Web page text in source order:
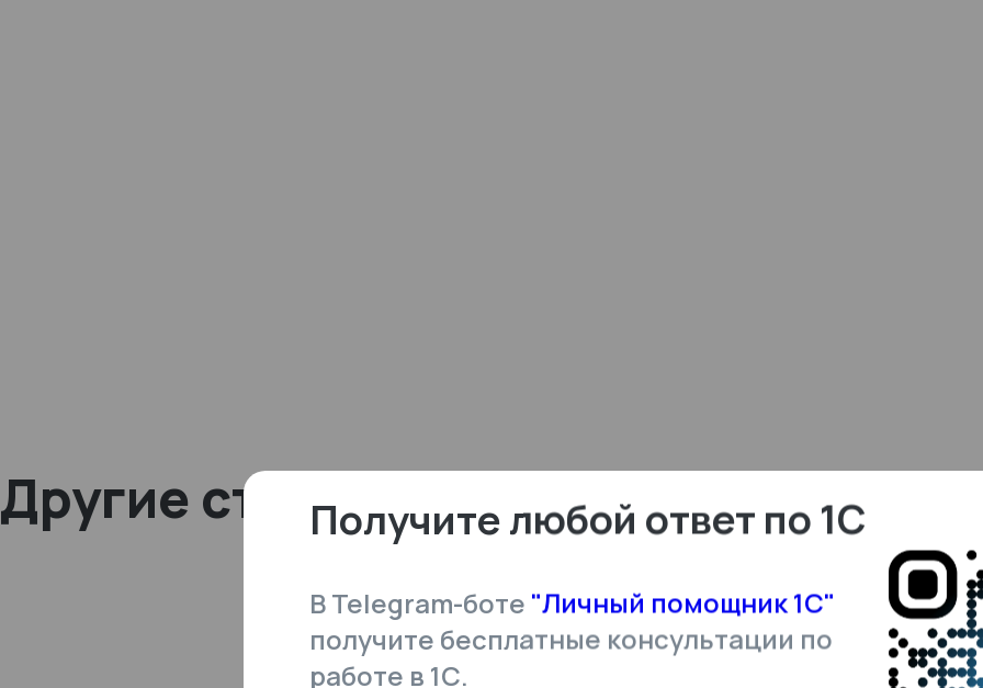
Другие статьиПолучите любой ответ по 1С
В Telegram-боте "Личный помощник 1С"
получите бесплатные консультации по
работе в 1С.